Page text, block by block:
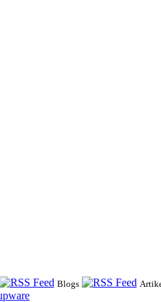
Blogs